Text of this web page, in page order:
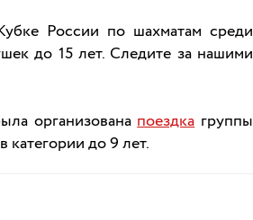
России по шахматам среди
до 15 лет. Следите за нашими
организованапоездкагруппы
категории до 9 лет.